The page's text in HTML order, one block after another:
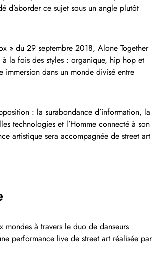
d’aborder ce sujet sous un angle plutôt
» du 29 septembre 2018, Alone Together
la fois des styles : organique, hip hop et
dans un monde divisé entre
: la surabondance d’information, la
technologies et l’Homme connecté à son
artistique sera accompagnée de street art
mondes à travers le duo de danseurs
performance live de street art réalisée par